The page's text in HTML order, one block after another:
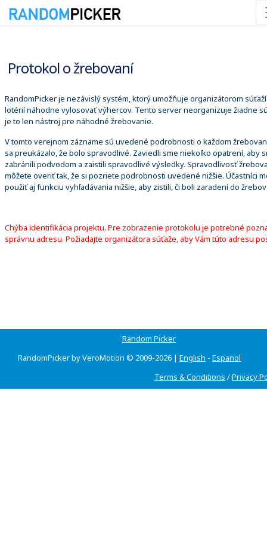
Protokol o žrebovaní
RandomPicker je nezávislý systém, ktorý umožňuje organizátorom
lotérií náhodne vylosovať výhercov. Tento server neorganizuje žiadne
je to len nástroj pre náhodné žrebovanie.
V tomto verejnom zázname sú uvedené podrobnosti o každom
sa preukázalo, že bolo spravodlivé. Zaviedli sme niekoľko opatrení, aby
zabránili podvodom a zaistili spravodlivé výsledky. Spravodlivosť
môžete overiť tak, že si pozriete podrobnosti uvedené nižšie. Účastníci
použiť aj funkciu vyhľadávania nižšie, aby zistili, či boli zaradení do
Chýba identifikácia projektu. Pre zobrazenie protokolu je potrebné
správnu adresu. Požiadajte organizátora súťaže, aby Vám túto adresu
Random Picker
RandomPicker by VeroMotion © 2009-2026 | English - Espanol
Terms & Conditions /Privacy